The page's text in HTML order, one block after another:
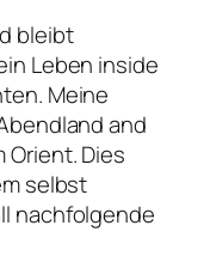
bleibt
Leben inside
Meine
and
Dies
selbst
nachfolgende